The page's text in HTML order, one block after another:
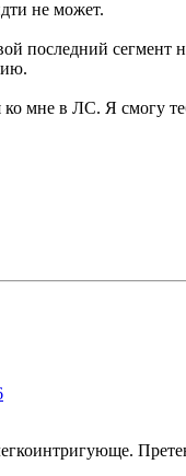
не может.
сегмент
мне в ЛС. Я смогу